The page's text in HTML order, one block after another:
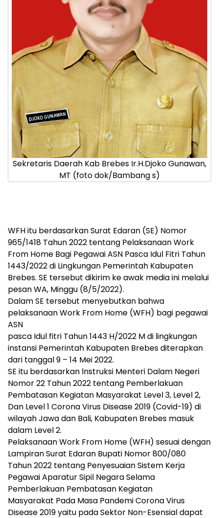
Sekretaris Daerah Kab Brebes Ir.H.Djoko Gunawan,
MT (foto dok/Bambang s)
WFH itu berdasarkan Surat Edaran (SE) Nomor
965/1418 Tahun 2022 tentang Pelaksanaan Work
From Home Bagi Pegawai ASN Pasca Idul Fitri Tahun
1443/2022 di Lingkungan Pemerintah Kabupaten
Brebes. SE tersebut dikirim ke awak media ini melalui
pesan WA, Minggu (8/5/2022).
Dalam SE tersebut menyebutkan bahwa
pelaksanaan Work From Home (WFH) bagi pegawai
ASN
pasca Idul fitri Tahun 1443 H/2022 M di lingkungan
instansi Pemerintah Kabupaten Brebes diterapkan
dari tanggal 9 – 14 Mei 2022.
SE itu berdasarkan lnstruksi Menteri Dalam Negeri
Nomor 22 Tahun 2022 tentang Pemberlakuan
Pembatasan Kegiatan Masyarakat Level 3, Level 2,
Dan Level 1 Corona Virus Disease 2019 (Covid-19) di
wilayah Jawa dan Bali, Kabupaten Brebes masuk
dalam Level 2.
Pelaksanaan Work From Home (WFH) sesuai dengan
Lampiran Surat Edaran Bupati Nomor 800/080
Tahun 2022 tentang Penyesuaian Sistem Kerja
Pegawai Aparatur Sipil Negara Selama
Pemberlakuan Pembatasan Kegiatan
Masyarakat Pada Masa Pandemi Corona Virus
Disease 2019 yaitu pada Sektor Non-Esensial dapat